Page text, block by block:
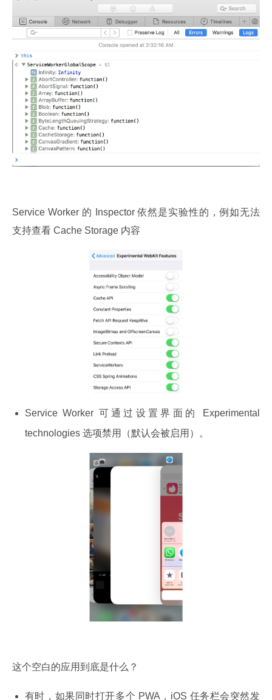
Service Worker 的 Inspector 依然是实验性的，例如无法
支持查看 Cache Storage 内容
Service Worker 可通过设置界面的 Experimental
technologies 选项禁用（默认会被启用）。
这个空白的应用到底是什么？
有时，如果同时打开多个 PWA，iOS 任务栏会突然发